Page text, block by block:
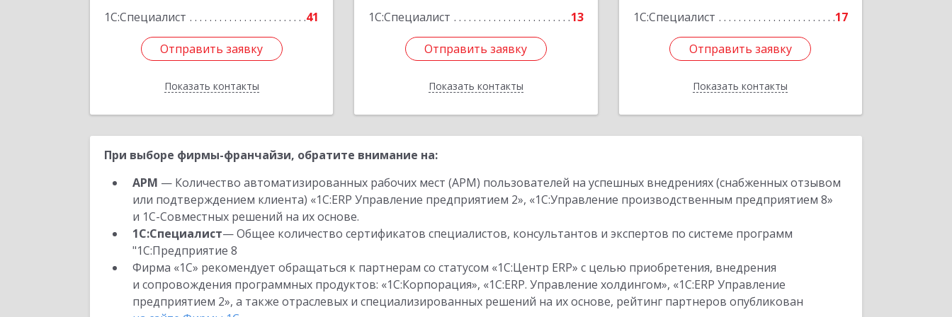
1С:Специалист
41
Отправить заявку
Показать контакты
Отправить заявку
Назад
1С:Специалист
13
Отправить заявку
Показать контакты
Отправить заявку
Назад
1С:Специалист
17
Отправить заявку
Показать контакты
Отправить заявку
Назад
При выборе фирмы-франчайзи, обратите внимание на:
АРМ — Количество автоматизированных рабочих мест (АРМ) пользователей на успешных внедрениях (снабженных отзывом
или подтверждением клиента) «1С:ERP Управление предприятием 2», «1С:Управление производственным предприятием 8»
и 1С-Совместных решений на их основе.
1С:Специалист— Общее количество сертификатов специалистов, консультантов и экспертов по системе программ
"1С:Предприятие 8
Фирма «1С» рекомендует обращаться к партнерам со статусом «1С:Центр ERP» с целью приобретения, внедрения
и сопровождения программных продуктов: «1С:Корпорация», «1С:ERP. Управление холдингом», «1С:ERP Управление
предприятием 2», а также отраслевых и специализированных решений на их основе, рейтинг партнеров опубликован